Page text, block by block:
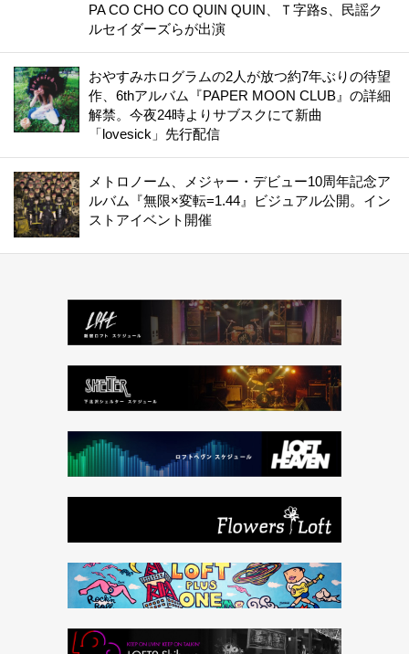
PA CO CHO CO QUIN QUIN、Ｔ字路s、民謡ク
ルセイダーズらが出演
おやすみホログラムの2人が放つ約7年ぶりの待望
作、6thアルバム『PAPER MOON CLUB』の詳細
解禁。今夜24時よりサブスクにて新曲
「lovesick」先行配信
メトロノーム、メジャー・デビュー10周年記念ア
ルバム『無限×変転=1.44』ビジュアル公開。イン
ストアイベント開催